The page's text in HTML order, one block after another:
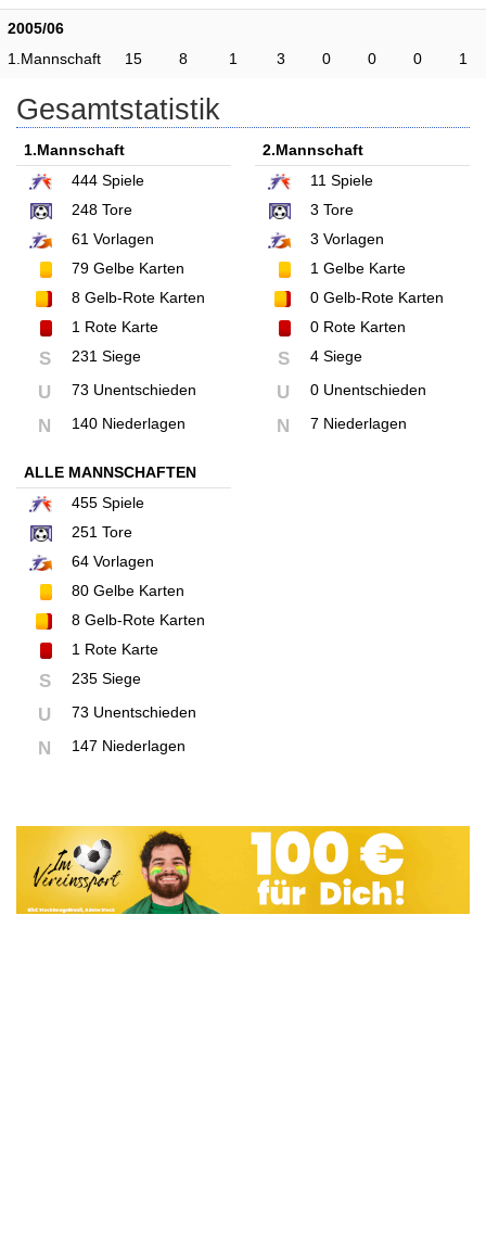
2005/06
1.Mannschaft
15 8 1 3 0 0 0 1
Gesamtstatistik
1.Mannschaft
444 Spiele
248 Tore
61 Vorlagen
79 Gelbe Karten
8 Gelb-Rote Karten
1 Rote Karte
S 231 Siege
U 73 Unentschieden
N 140 Niederlagen
2.Mannschaft
11 Spiele
3 Tore
3 Vorlagen
1 Gelbe Karte
0Gelb-Rote Karten
0Rote Karten
S 4 Siege
U 0 Unentschieden
N 7 Niederlagen
ALLE MANNSCHAFTEN
455 Spiele
251 Tore
64 Vorlagen
80 Gelbe Karten
8 Gelb-Rote Karten
1 Rote Karte
S 235 Siege
U 73 Unentschieden
N 147 Niederlagen